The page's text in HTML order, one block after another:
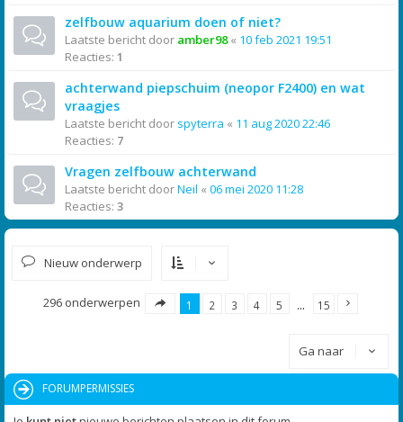
zelfbouw aquarium doen of niet?
Laatste bericht door amber98« 10 feb 2021 19:51
Reacties: 1
achterwand piepschuim (neopor F2400) en wat
vraagjes
Laatste bericht door spyterra « 11 aug 2020 22:46
Reacties: 7
Vragen zelfbouw achterwand
Laatste bericht doorNeil « 06 mei 2020 11:28
Reacties: 3
Nieuw onderwerp
296 onderwerpen 1 2 3 4 5 … 15
Ga naar
FORUMPERMISSIES